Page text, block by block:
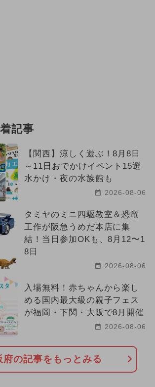
記事
【関西】涼しく遊ぶ！8月8日
～11日おでかけイベント15選
水かけ・夜の水族館も
2026-08-06
タミヤのミニ四駆教室＆恐竜
工作が阪急うめだ本店に集
結！当日参加OKも、8月12〜1
8日
2026-08-06
入場無料！赤ちゃんから楽し
める国内最大級の親子フェス
が福岡・下関・大阪で8月開催
2026-08-06
府の記事をもっとみる